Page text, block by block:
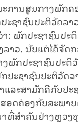
ານ​ສູນ​ກາງ​ພັກ​ຄ
ຊາ​ຊົນ​ປະ​ຕິ​ວັດ​ລາ
: ພັກ​ປະ​ຊາ​ຊົນ​ປ
າວ. ນັບ​ແຕ່​ໄດ້​ຈັ
ພັກ​ປະ​ຊາ​ຊົນ​ປະ​
ະ​ຊາ​ຊົນ​ປະ​ຕິ​ວັດ​
ລະສາ​ມັກ​ຄີ​​ກັບ​ປ
ດ​ຄ່ອງ​ກັບ​ສະ​ພາ
ສຳ​ຄັນຢ່າງ​ຫຼວງ​